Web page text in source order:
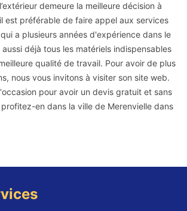
demeure la meilleure décision à
est préférable de faire appel aux services
a plusieurs années d'expérience dans le
déjà tous les matériels indispensables
qualité de travail. Pour avoir de plus
nous vous invitons à visiter son site web.
pour avoir un devis gratuit et sans
en dans la ville de Merenvielle dans